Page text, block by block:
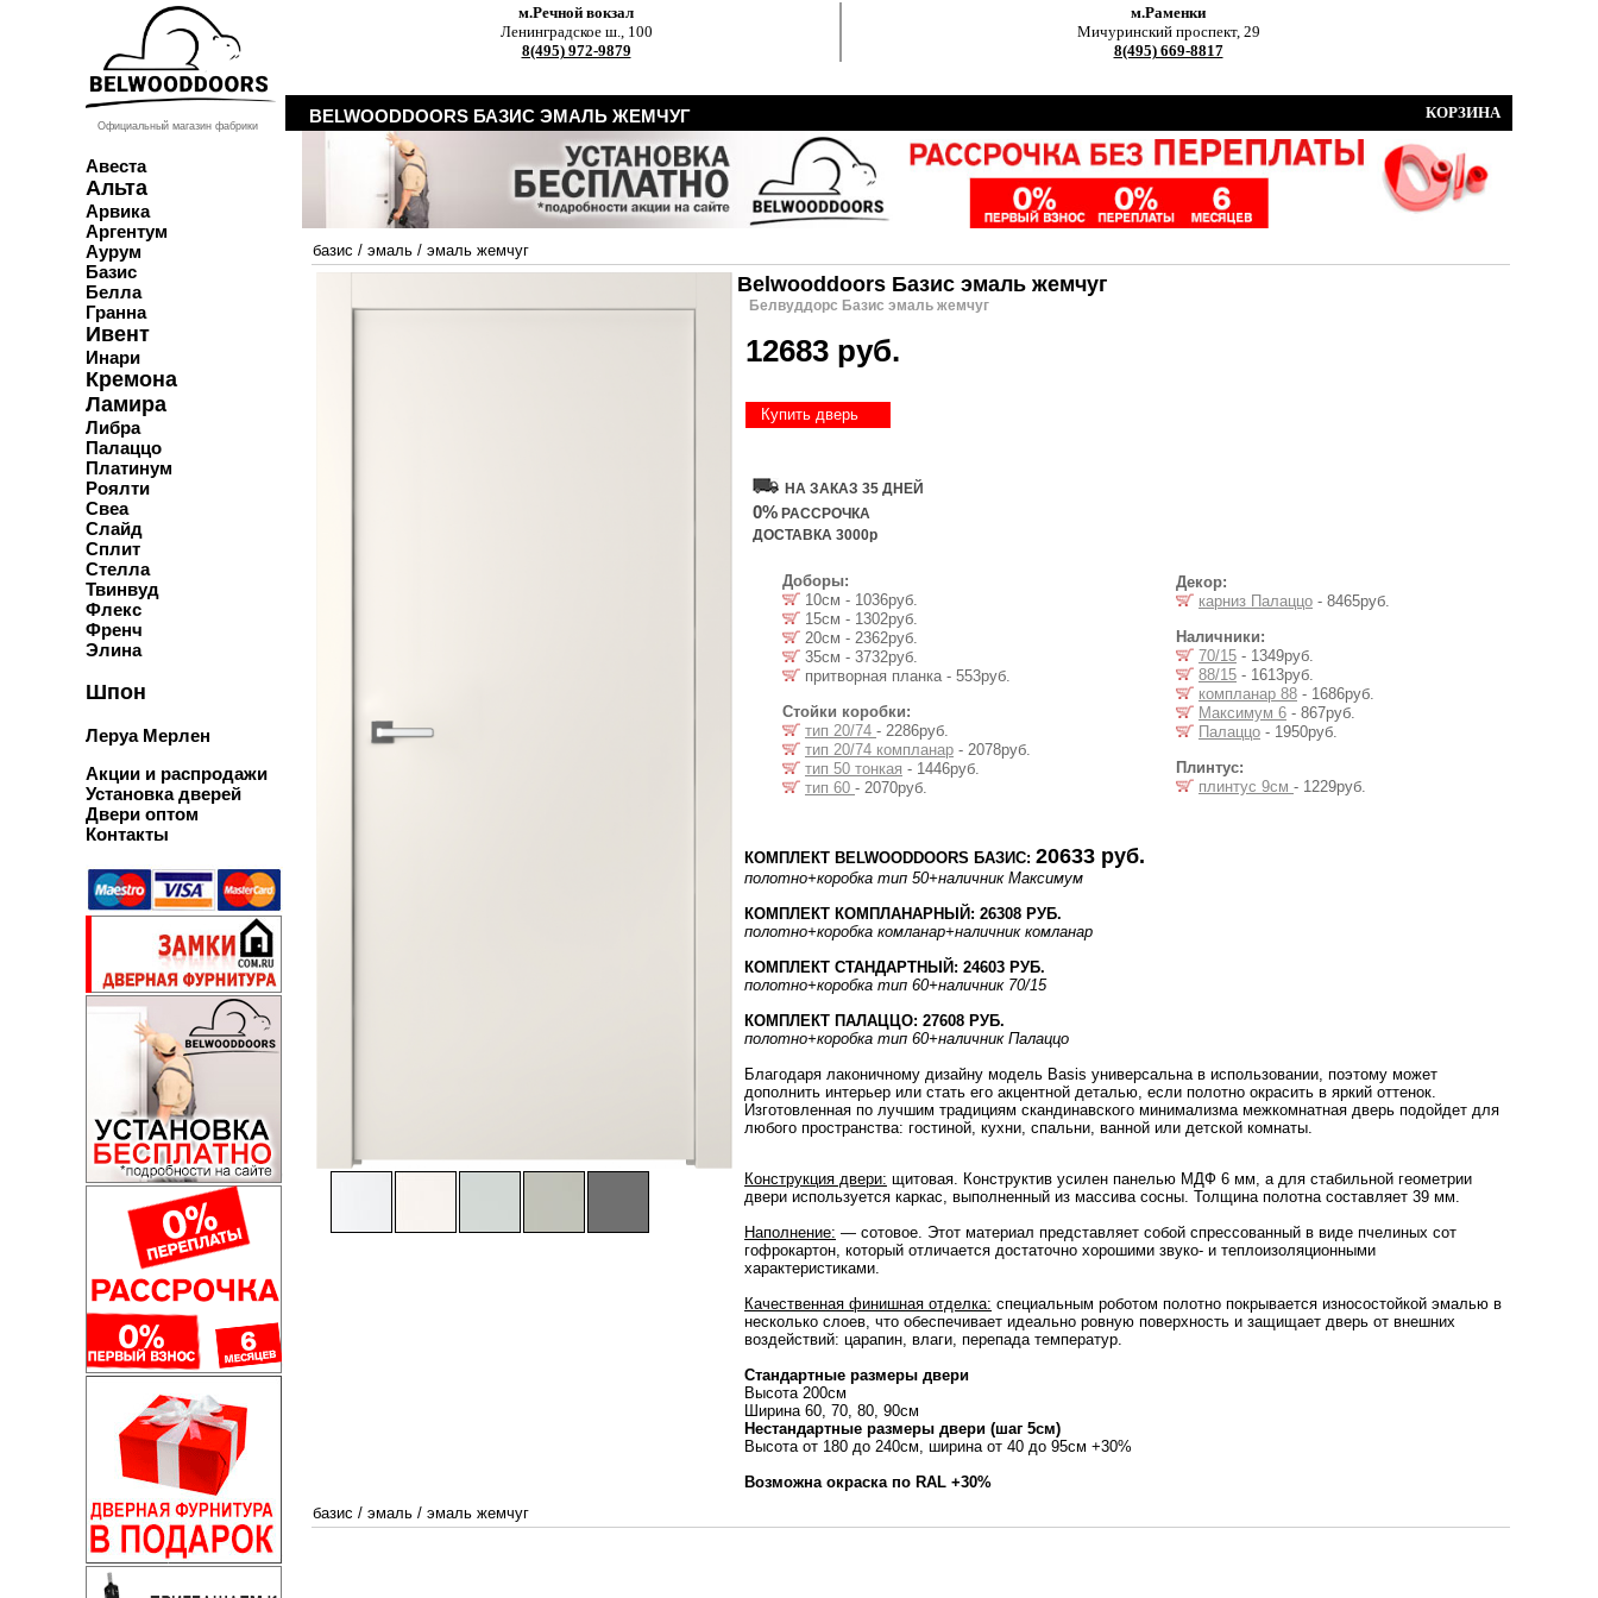
Официальный магазин фабрики
Авеста
Альта
Арвика
Аргентум
Аурум
Базис
Белла
Гранна
Ивент
Инари
Кремона
Ламира
Либра
Палаццо
Платинум
Роялти
Свеа
Слайд
Сплит
Стелла
Твинвуд
Флекс
Френч
Элина
Шпон
Леруа Мерлен
Акции и распродажи
Установка дверей
Двери оптом
Контакты
м.Речной вокзал
Ленинградское ш., 100
8(495) 972-9879
м.Раменки
Мичуринский проспект, 29
8(495) 669-8817
КОРЗИНА
BELWOODDOORS БАЗИС ЭМАЛЬ ЖЕМЧУГ
базис / эмаль / эмаль жемчуг
Belwooddoors Базис эмаль жемчуг
Белвуддорс Базис эмаль жемчуг
12683 руб.
Купить дверь
НА ЗАКАЗ 35 ДНЕЙ
0% РАССРОЧКА
ДОСТАВКА 3000р
Доборы:
10см - 1036руб.
15см - 1302руб.
20см - 2362руб.
35см - 3732руб.
притворная планка - 553руб.
Стойки коробки:
тип 20/74 - 2286руб.
тип 20/74 компланар - 2078руб.
тип 50 тонкая - 1446руб.
тип 60 - 2070руб.
Декор:
карниз Палаццо - 8465руб.
Наличники:
70/15 - 1349руб.
88/15 - 1613руб.
компланар 88 - 1686руб.
Максимум 6 - 867руб.
Палаццо - 1950руб.
Плинтус:
плинтус 9см - 1229руб.
КОМПЛЕКТ BELWOODDOORS БАЗИС: 20633 руб.
полотно+коробка тип 50+наличник Максимум
КОМПЛЕКТ КОМПЛАНАРНЫЙ: 26308 РУБ.
полотно+коробка комланар+наличник комланар
КОМПЛЕКТ СТАНДАРТНЫЙ: 24603 РУБ.
полотно+коробка тип 60+наличник 70/15
КОМПЛЕКТ ПАЛАЦЦО: 27608 РУБ.
полотно+коробка тип 60+наличник Палаццо
Благодаря лаконичному дизайну модель Basis универсальна в использовании, поэтому может
дополнить интерьер или стать его акцентной деталью, если полотно окрасить в яркий оттенок.
Изготовленная по лучшим традициям скандинавского минимализма межкомнатная дверь подойдет для
любого пространства: гостиной, кухни, спальни, ванной или детской комнаты.
Конструкция двери: щитовая. Конструктив усилен панелью МДФ 6 мм, а для стабильной геометрии
двери используется каркас, выполненный из массива сосны. Толщина полотна составляет 39 мм.
Наполнение: — сотовое. Этот материал представляет собой спрессованный в виде пчелиных сот
гофрокартон, который отличается достаточно хорошими звуко- и теплоизоляционными
характеристиками.
Качественная финишная отделка: специальным роботом полотно покрывается износостойкой эмалью в
несколько слоев, что обеспечивает идеально ровную поверхность и защищает дверь от внешних
воздействий: царапин, влаги, перепада температур.
Стандартные размеры двери
Высота 200см
Ширина 60, 70, 80, 90см
Нестандартные размеры двери (шаг 5см)
Высота от 180 до 240см, ширина от 40 до 95см +30%
Возможна окраска по RAL +30%
базис / эмаль / эмаль жемчуг